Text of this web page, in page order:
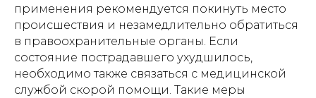
применения рекомендуется покинуть место
происшествия и незамедлительно обратиться
в правоохранительные органы. Если
состояние пострадавшего ухудшилось,
необходимо также связаться с медицинской
службой скорой помощи. Такие меры